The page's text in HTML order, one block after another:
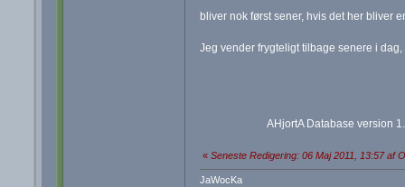
bliver nok først sener, hvis det her bliver
Jeg vender frygteligt tilbage senere i
AHjortA Database version
« Seneste Redigering: 06 Maj 2011, 13:57 af
JaWocKa